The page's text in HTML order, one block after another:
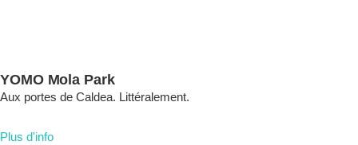
YOMO Mola Park
Aux portes de Caldea. Littéralement.
Plus d'info